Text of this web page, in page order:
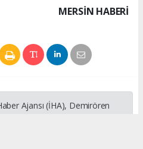
MERSIN HABERİ
Ajansı (İHA), Demirören